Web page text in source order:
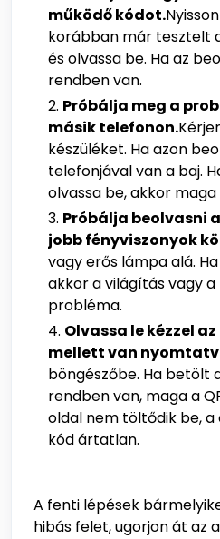
működő kódot.
korábban már tesztelt
és olvassa be. Ha az
rendben van.
Próbálja meg a
másik telefonon.
készüléket. Ha azon
telefonjával van a baj.
olvassa be, akkor maga
Próbálja beolvasni
jobb fényviszonyok
vagy erős lámpa alá.
akkor a világítás vagy
probléma.
Olvassa le kézzel
mellett van
böngészőbe. Ha betölt
rendben van, maga a
oldal nem töltődik be, a
kód ártatlan.
A fenti lépések
hibás felet, ugorjon át az